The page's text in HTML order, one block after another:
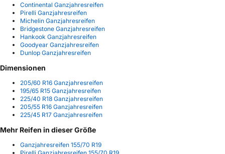
Continental Ganzjahresreifen
Pirelli Ganzjahresreifen
Michelin Ganzjahresreifen
Bridgestone Ganzjahresreifen
Hankook Ganzjahresreifen
Goodyear Ganzjahresreifen
Dunlop Ganzjahresreifen
Dimensionen
205/60 R16 Ganzjahresreifen
195/65 R15 Ganzjahresreifen
225/40 R18 Ganzjahresreifen
205/55 R16 Ganzjahresreifen
225/45 R17 Ganzjahresreifen
Mehr Reifen in dieser Größe
Ganzjahresreifen 155/70 R19